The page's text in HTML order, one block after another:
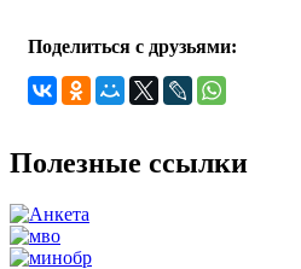
Поделиться с друзьями:
Полезные ссылки